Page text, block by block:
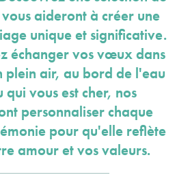
aideront à créer une
unique et significative.
échanger vos vœux dans
plein air, au bord de l'eau
qui vous est cher, nos
personnaliser chaque
pour qu'elle reflète
amour et vos valeurs.